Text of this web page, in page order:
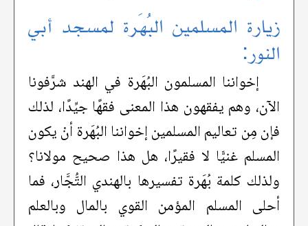
زيارة المسلمين البُهَرة لمسجد أبي
النور:
إخواننا المسلمون البُهَرة في الهند شرَّفونا
الآن، وهم يفقهون هذا المعنى فقهًا جيِّدًا، لذلك
فإن مِن تعاليم المسلمين إخواننا البُهَرة أنْ يكون
المسلم غنيًّا لا فقيرًا، هل هذا صحيح مولانا؟
ولذلك كلمة بُهَرة تفسيرها بالهندي التُّجَّار، فما
أحلى المسلم المؤمن القوي بالمال وبالعلم